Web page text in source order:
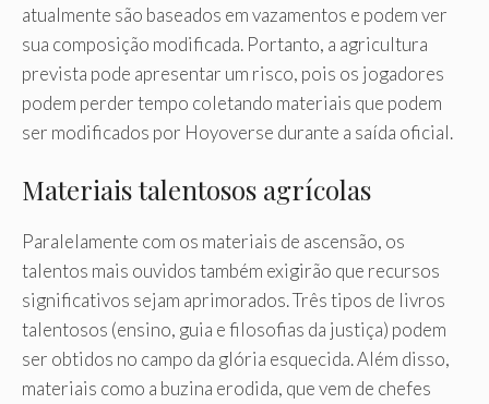
atualmente são baseados em vazamentos e podem ver
sua composição modificada. Portanto, a agricultura
prevista pode apresentar um risco, pois os jogadores
podem perder tempo coletando materiais que podem
ser modificados por Hoyoverse durante a saída oficial.
Materiais talentosos agrícolas
Paralelamente com os materiais de ascensão, os
talentos mais ouvidos também exigirão que recursos
significativos sejam aprimorados. Três tipos de livros
talentosos (ensino, guia e filosofias da justiça) podem
ser obtidos no campo da glória esquecida. Além disso,
materiais como a buzina erodida, que vem de chefes